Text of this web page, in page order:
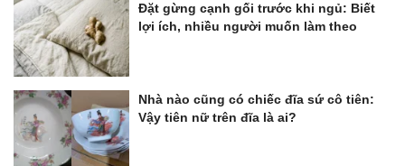
Đặt gừng cạnh gối trước khi ngủ: Biết
lợi ích, nhiều người muốn làm theo
Nhà nào cũng có chiếc đĩa sứ cô tiên:
Vậy tiên nữ trên đĩa là ai?